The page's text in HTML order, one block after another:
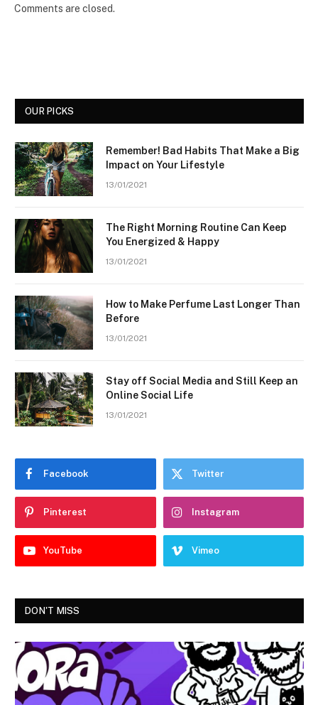
Comments are closed.
OUR PICKS
Remember! Bad Habits That Make a Big
Impact on Your Lifestyle
13/01/2021
The Right Morning Routine Can Keep
You Energized & Happy
13/01/2021
How to Make Perfume Last Longer Than
Before
13/01/2021
Stay off Social Media and Still Keep an
Online Social Life
13/01/2021
Facebook Twitter
Pinterest Instagram
YouTube Vimeo
DON'T MISS